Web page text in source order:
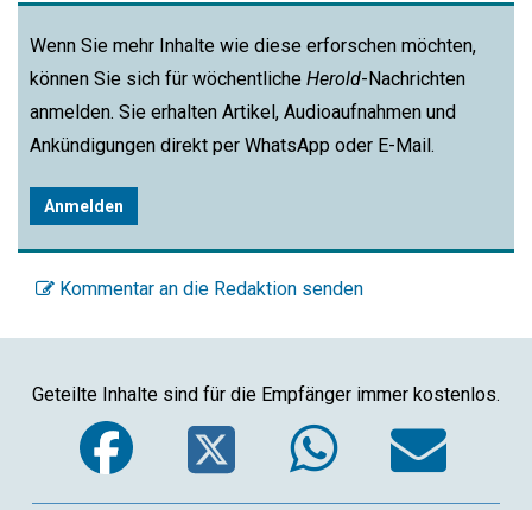
Wenn Sie mehr Inhalte wie diese erforschen möchten,
können Sie sich für wöchentliche Herold-Nachrichten
anmelden. Sie erhalten Artikel, Audioaufnahmen und
Ankündigungen direkt per WhatsApp oder E-Mail.
Anmelden
Kommentar an die Redaktion senden
Geteilte Inhalte sind für die Empfänger immer kostenlos.
Facebook
Twitter